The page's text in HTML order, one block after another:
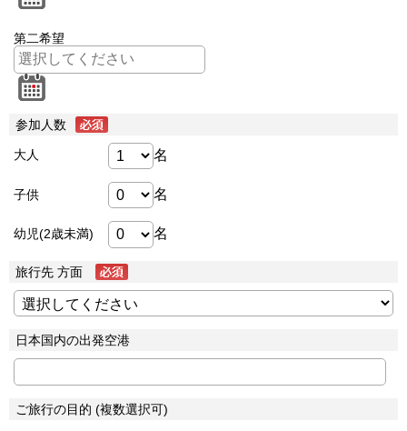
第二希望
参加人数
大人 名
子供 名
幼児(2歳未満) 名
旅行先 方面
日本国内の出発空港
ご旅行の目的 (複数選択可)